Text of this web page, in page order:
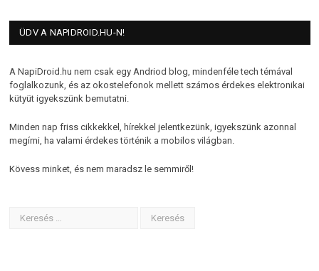
ÜDV A NAPIDROID.HU-N!
A NapiDroid.hu nem csak egy Andriod blog, mindenféle tech témával
foglalkozunk, és az okostelefonok mellett számos érdekes elektronikai
kütyüt igyekszünk bemutatni.
Minden nap friss cikkekkel, hírekkel jelentkezünk, igyekszünk azonnal
megírni, ha valami érdekes történik a mobilos világban.
Kövess minket, és nem maradsz le semmiről!